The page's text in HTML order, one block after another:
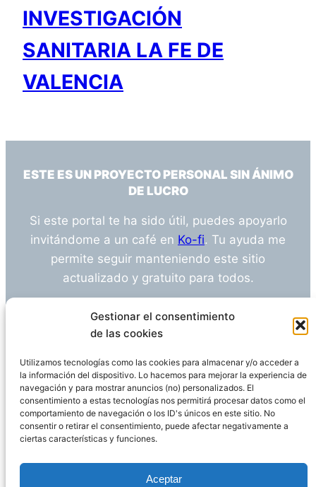
Gestionar el consentimiento
de las cookies
Utilizamos tecnologías como las cookies para almacenar y/o acceder a
la información del dispositivo. Lo hacemos para mejorar la experiencia de
navegación y para mostrar anuncios (no) personalizados. El
consentimiento a estas tecnologías nos permitirá procesar datos como el
comportamiento de navegación o los ID's únicos en este sitio. No
consentir o retirar el consentimiento, puede afectar negativamente a
ciertas características y funciones.
Aceptar
INVESTIGACIÓN
SANITARIA LA FE DE
VALENCIA
ESTE ES UN PROYECTO PERSONAL SIN ÁNIMO
DE LUCRO
Si este portal te ha sido útil, puedes apoyarlo
invitándome a un café en Ko-fi. Tu ayuda me
permite seguir manteniendo este sitio
actualizado y gratuito para todos.
¿Tienes alguna duda o sugerencia? Escríbeme
info@empleosanitarioinvestigacion.es
Descargo de Responsabilidad
Declaración de Privacidad Política de cookies
WordPress